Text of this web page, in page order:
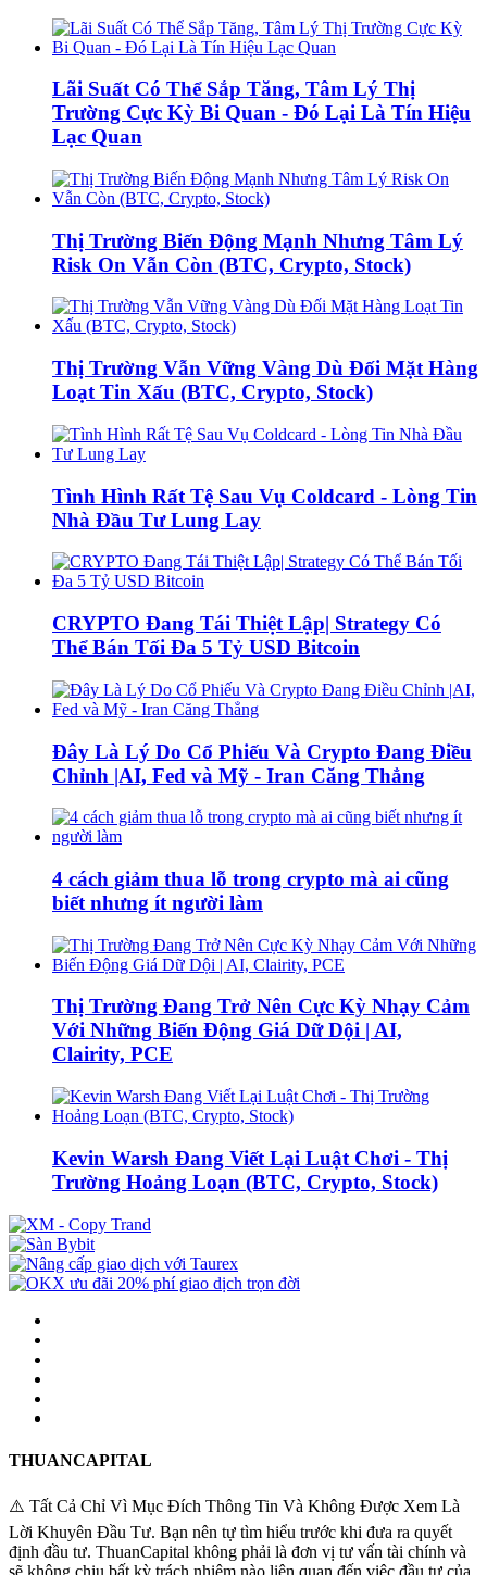
Lãi Suất Có Thể Sắp Tăng, Tâm Lý Thị
Trường Cực Kỳ Bi Quan - Đó Lại Là Tín Hiệu
Lạc Quan
Thị Trường Biến Động Mạnh Nhưng Tâm Lý
Risk On Vẫn Còn (BTC, Crypto, Stock)
Thị Trường Vẫn Vững Vàng Dù Đối Mặt Hàng
Loạt Tin Xấu (BTC, Crypto, Stock)
Tình Hình Rất Tệ Sau Vụ Coldcard - Lòng Tin
Nhà Đầu Tư Lung Lay
CRYPTO Đang Tái Thiệt Lập| Strategy Có
Thể Bán Tối Đa 5 Tỷ USD Bitcoin
Đây Là Lý Do Cổ Phiếu Và Crypto Đang Điều
Chỉnh |AI, Fed và Mỹ - Iran Căng Thẳng
4 cách giảm thua lỗ trong crypto mà ai cũng
biết nhưng ít người làm
Thị Trường Đang Trở Nên Cực Kỳ Nhạy Cảm
Với Những Biến Động Giá Dữ Dội | AI,
Clairity, PCE
Kevin Warsh Đang Viết Lại Luật Chơi - Thị
Trường Hoảng Loạn (BTC, Crypto, Stock)
THUANCAPITAL
⚠️ Tất Cả Chỉ Vì Mục Đích Thông Tin Và Không Được Xem Là
Lời Khuyên Đầu Tư. Bạn nên tự tìm hiểu trước khi đưa ra quyết
định đầu tư. ThuanCapital không phải là đơn vị tư vấn tài chính và
sẽ không chịu bất kỳ trách nhiệm nào liên quan đến việc đầu tư của